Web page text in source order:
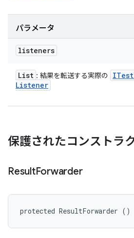
パラメータ
listeners
List : 結果を転送する実際の ITest
Listener
保護されたコンストラ
ResultForwarder
protected ResultForwarder ()